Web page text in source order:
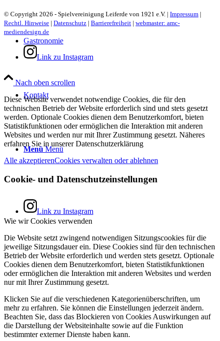
Gastronomie
Kontakt
Menü Menü
Link zu Instagram
© Copyright 2026 - Spielvereinigung Leiferde von 1921 e.V. | Impressum |
Rechtl. Hinweise | Datenschutz | Barrierefreiheit | webmaster: amc-
mediendesign.de
Link zu Instagram
Nach oben scrollen
Diese Website verwendet notwendige Cookies, die für den
technischen Betrieb der Website erforderlich sind und stets gesetzt
werden. Optionale Cookies dienen dem Benutzerkomfort, bieten
Statistikfunktionen oder ermöglichen die Interaktion mit anderen
Websites und werden nur mit Ihrer Zustimmung gesetzt. Näheres
erfahren Sie in unserer Datenschutzerklärung
Alle akzeptierenCookies verwalten oder ablehnen
Cookie- und Datenschutzeinstellungen
Wie wir Cookies verwenden
Die Website setzt zwingend notwendigen Sitzungscookies für die
jeweilige Sitzungsdauer ein. Diese Cookies sind für den technischen
Betrieb der Website erforderlich und werden stets gesetzt. Optionale
Cookies dienen dem Benutzerkomfort, bieten Statistikfunktionen
oder ermöglichen die Interaktion mit anderen Websites und werden
nur mit Ihrer Zustimmung gesetzt.
Klicken Sie auf die verschiedenen Kategorienüberschriften, um
mehr zu erfahren. Sie können die Einstellungen jederzeit ändern.
Beachten Sie, dass das Blockieren von Cookies Auswirkungen auf
die Darstellung der Websiteinhalte sowie auf die Funktion
bestimmter externer Dienste haben kann.